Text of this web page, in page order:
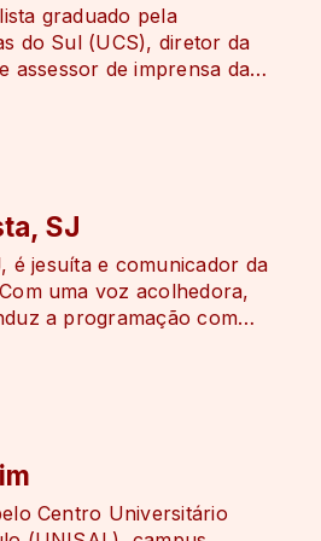
arrasta-se até à música
são cantadas em muitas
incluindo cânticos e ícones
Ortodoxa Oriental.
Cristã com milhares de
ano, e grupos até seis mil
durante o verão.
com jovens de várias
jovens dos 17 aos 30 anos
da comunidade.
graduado pela
do Sul (UCS), diretor da
assessor de imprensa da
SJ
é jesuíta e comunicador da
uma voz acolhedora,
a programação com
a esperança e fazem da
para cada ouvinte.
Centro Universitário